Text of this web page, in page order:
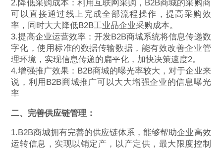
2.降低采购成本：利用互联网采购，B2B商城的采购商
可以直接通过线上完成全部流程操作，提高采购效
率，同时大大降低B2B工业品企业采购成本。
3.提高企业运营效率：开发B2B商城系统将信息传递数
字化，使用标准的数据传输数据，能有效改善企业管
理环境，实现信息传递的扁平化，加快决策速度2。
4.增强推广效果：B2B商城的曝光率较大，对于企业来
说，利用B2B商城推广可以大大增强企业的信息曝光
率
二、完善供应链管理：
1.B2B商城拥有完善的供应链体系，能够帮助企业高效
运转信息，实现以销定产，以产定供，最大限度控制